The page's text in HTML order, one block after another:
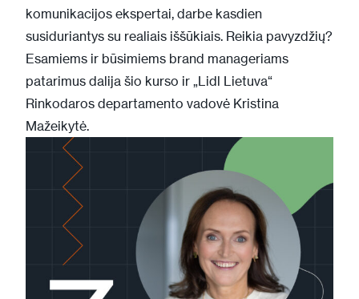
komunikacijos ekspertai, darbe kasdien
susiduriantys su realiais iššūkiais. Reikia pavyzdžių?
Esamiems ir būsimiems brand manageriams
patarimus dalija šio kurso ir „Lidl Lietuva“
Rinkodaros departamento vadovė Kristina
Mažeikytė.